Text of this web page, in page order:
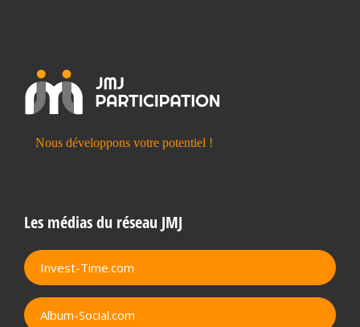
Les médias du réseau JMJ
Invest-Time.com
Album-Social.com